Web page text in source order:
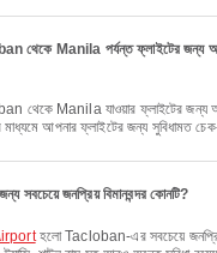
Manila পর্যন্ত ফ্লাইটের জন্য
মাধ্যমে আপনার ফ্লাইটের জন্য সুবিধামত
জনপ্রিয় বিমানবন্দর কোনটি?
হলো Tacloban-এর সবচেয়ে জনপ্রিয়